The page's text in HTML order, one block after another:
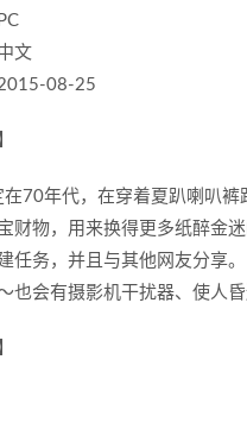
文
08-25
70年代，在穿着夏趴喇叭裤
财物，用来换得更多纸醉金
任务，并且与其他网友分享
也会有摄影机干扰器、使人